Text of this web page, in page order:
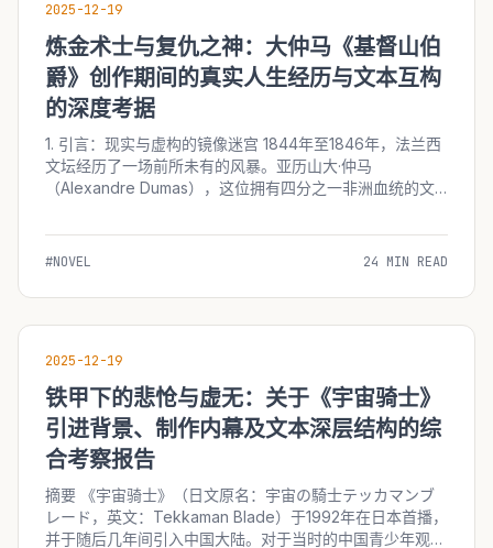
2025-12-19
炼金术士与复仇之神：大仲马《基督山伯
爵》创作期间的真实人生经历与文本互构
的深度考据
1. 引言：现实与虚构的镜像迷宫 1844年至1846年，法兰西
文坛经历了一场前所未有的风暴。亚历山大·仲马
（Alexandre Dumas），这位拥有四分之一非洲血统的文
——《基督山伯爵》（Le Comte...
#NOVEL 24 MIN READ
2025-12-19
铁甲下的悲怆与虚无：关于《宇宙骑士》
引进背景、制作内幕及文本深层结构的综
合考察报告
摘要 《宇宙骑士》（日文原名：宇宙の騎士テッカマンブ
レード，英文：Tekkaman Blade）于1992年在日本首播，
并于随后几年间引入中国大陆。对于当时的中国青少年观众